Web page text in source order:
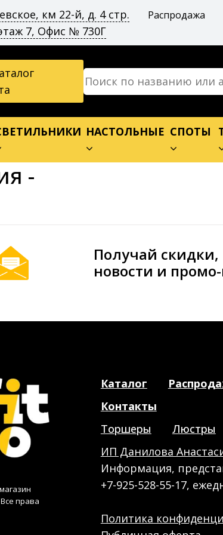
км 22-й, д. 4 стр.
7, Офис № 730Г
Распродажа
НАСТОЛЬНЫЕ СПОТЫ
-
Получай скидки,
новости и
права
Каталог
Контакты
Торшеры
Люстры
ИП Данилова
Информация,
+7-925-528-55-17,
Политика